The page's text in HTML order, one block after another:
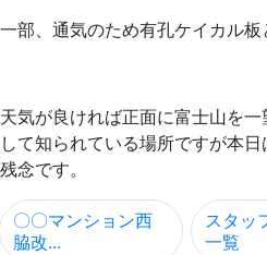
一部、通気のため有孔ケイカル板
天気が良ければ正面に富士山を
して知られている場所ですが本日
残念です。
〇〇マンション西
脇改...
スタッ
一覧